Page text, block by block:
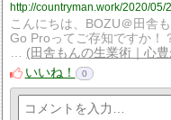
こんにちは、BOZU＠田舎
Go Proってご存知ですか！
田舎もんの生業術｜心
いいね！
0